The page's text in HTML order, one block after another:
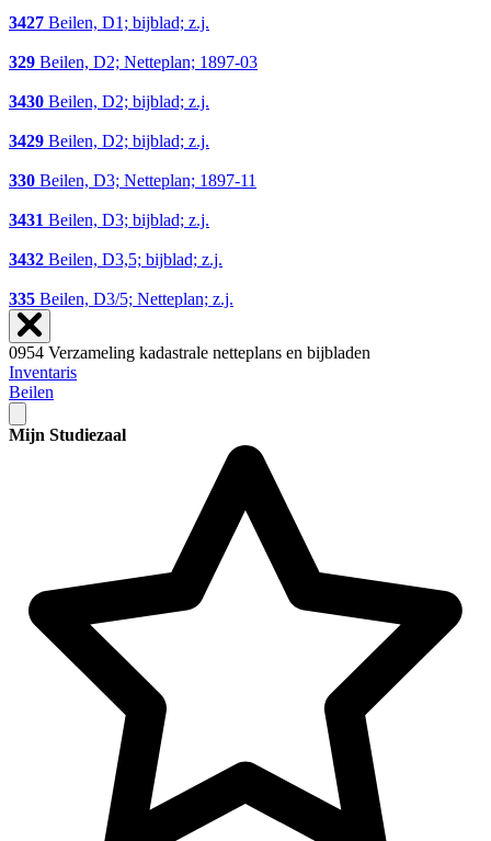
3427 Beilen, D1; bijblad; z.j.
329 Beilen, D2; Netteplan; 1897-03
3430 Beilen, D2; bijblad; z.j.
3429 Beilen, D2; bijblad; z.j.
330 Beilen, D3; Netteplan; 1897-11
3431 Beilen, D3; bijblad; z.j.
3432 Beilen, D3,5; bijblad; z.j.
335 Beilen, D3/5; Netteplan; z.j.
0954 Verzameling kadastrale netteplans en bijbladen
Inventaris
Beilen
Mijn Studiezaal